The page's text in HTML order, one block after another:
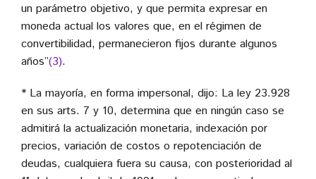
un parámetro objetivo, y que permita expresar en
moneda actual los valores que, en el régimen de
convertibilidad, permanecieron fijos durante algunos
años”(3).
* La mayoría, en forma impersonal, dijo: La ley 23.928
en sus arts. 7 y 10, determina que en ningún caso se
admitirá la actualización monetaria, indexación por
precios, variación de costos o repotenciación de
deudas, cualquiera fuera su causa, con posterioridad al